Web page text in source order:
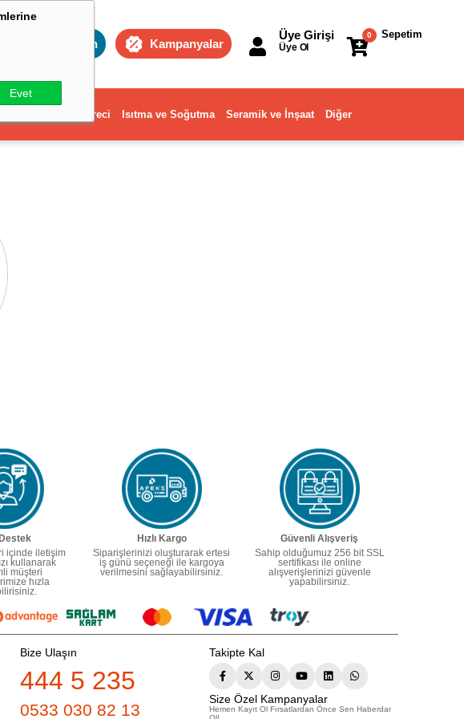
Evet
Toptan Kampanyalar
Sepetim
0
Üye Girişi
Üye Ol
ve Ev Gereci Isıtma ve Soğutma Seramik ve İnşaat Diğer
Destek
içinde iletişim
kullanarak
müşteri
hızla
Hızlı Kargo
Siparişlerinizi oluşturarak ertesi
iş günü seçeneği ile kargoya
verilmesini sağlayabilirsiniz.
Güvenli Alışveriş
Sahip olduğumuz 256 bit SSL
sertifikası ile online
alışverişlerinizi güvenle
yapabilirsiniz.
Bize Ulaşın
444 5 235
0533 030 82 13
Takipte Kal
Size Özel Kampanyalar
Hemen Kayıt Ol Fırsatlardan Önce Sen Haberdar